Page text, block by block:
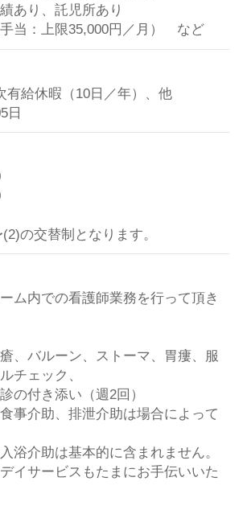
あり、託児所あり
当：上限35,000円／月） など
有給休暇（10日／年）、他
日
の交替制となります。
ム内での看護師業務を行って頂き
、バルーン、ストーマ、胃瘻、服
チェック、
添い（週2回）
排泄介助は場合によって
基本的に含まれません。
スもたまにお手伝いいた